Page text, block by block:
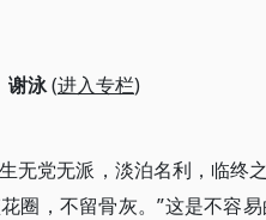
谢泳(进入专栏)
无党无派，淡泊名利，临终
圈，不留骨灰。”这是不容